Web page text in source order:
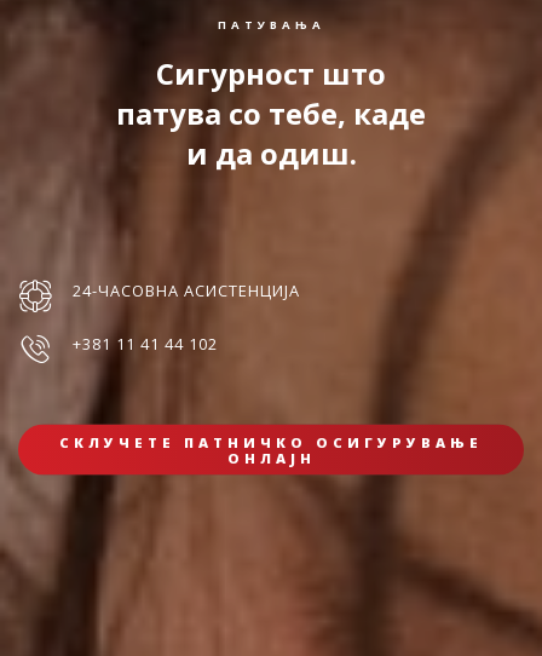
ПАТУВАЊА
Сигурност што
патува со тебе, каде
и да одиш.
24-ЧАСОВНА АСИСТЕНЦИЈА
+381 11 41 44 102
СКЛУЧЕТЕ ПАТНИЧКО ОСИГУРУВАЊЕ
ОНЛАЈН